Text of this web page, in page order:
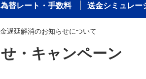
為替レート・手数料 送金シミュレー
遅延解消のお知らせについて
・キャンペーン